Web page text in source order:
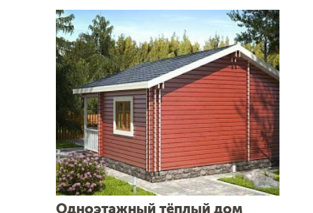
Одноэтажный тёплый дом